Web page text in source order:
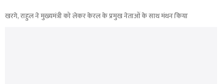
खरगे, राहुल ने मुख्यमंत्री को लेकर केरल के प्रमुख नेताओं के साथ मंथन किया